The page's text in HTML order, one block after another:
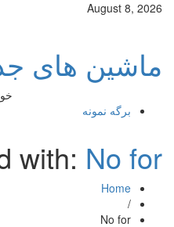
August 8, 2026
ماشین های
برگه نمونه
with:No for
Home
/
No for